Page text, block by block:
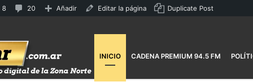
INICIO CADENA PREMIUM 94.5 FM
88
disponibles
2020
moderación
Añadir Editar la página Duplicate Post